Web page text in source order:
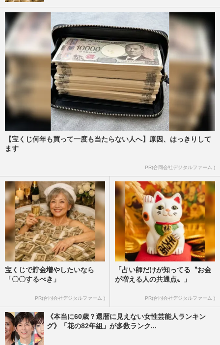
【宝くじ何年も買って一度も当たらない人へ】原因、はっきりして
ます
PR(合同会社デジタルファーム )
宝くじで貯金増やしたいなら
「〇〇するべき」
PR(合同会社デジタルファーム )
「占い師だけが知ってる〝お金
が増える人の共通点〟」
PR(合同会社デジタルファーム )
《本当に60歳？還暦に見えない女性芸能人ランキン
グ》「花の82年組」が多数ランク...